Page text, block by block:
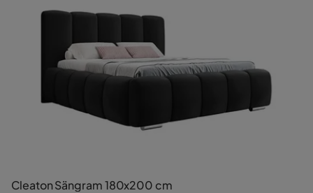
Cleaton Sängram 180x200 cm